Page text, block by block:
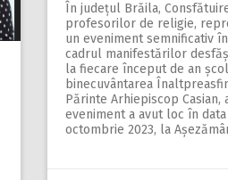
În județul Brăila,
profesorilor de religie,
un eveniment semnificativ în
cadrul manifestărilor
la fiecare început de an
binecuvântarea
Părinte Arhiepiscop Casian,
eveniment a avut loc în data
octombrie 2023, la